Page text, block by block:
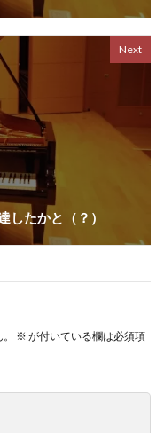
Next
したかと（？）
※ が付いている欄は必須項